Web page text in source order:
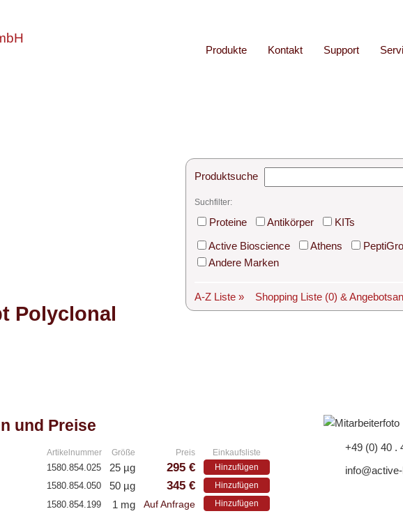
Produkte Kontakt Support
Polyclonal
Produktsuche
Suchfilter:
Proteine Antikörper
KITs
Active Bioscience
Athens
Andere Marken
A-Z Liste » Shopping Liste (0) &
+49 (0) 40 .
und Preise
Artikelnummer Größe Preis Einkaufsliste
1580.854.025 25 µg 295 € Hinzufügen
1580.854.050 50 µg 345 € Hinzufügen
1580.854.199 1 mg Auf Anfrage Hinzufügen